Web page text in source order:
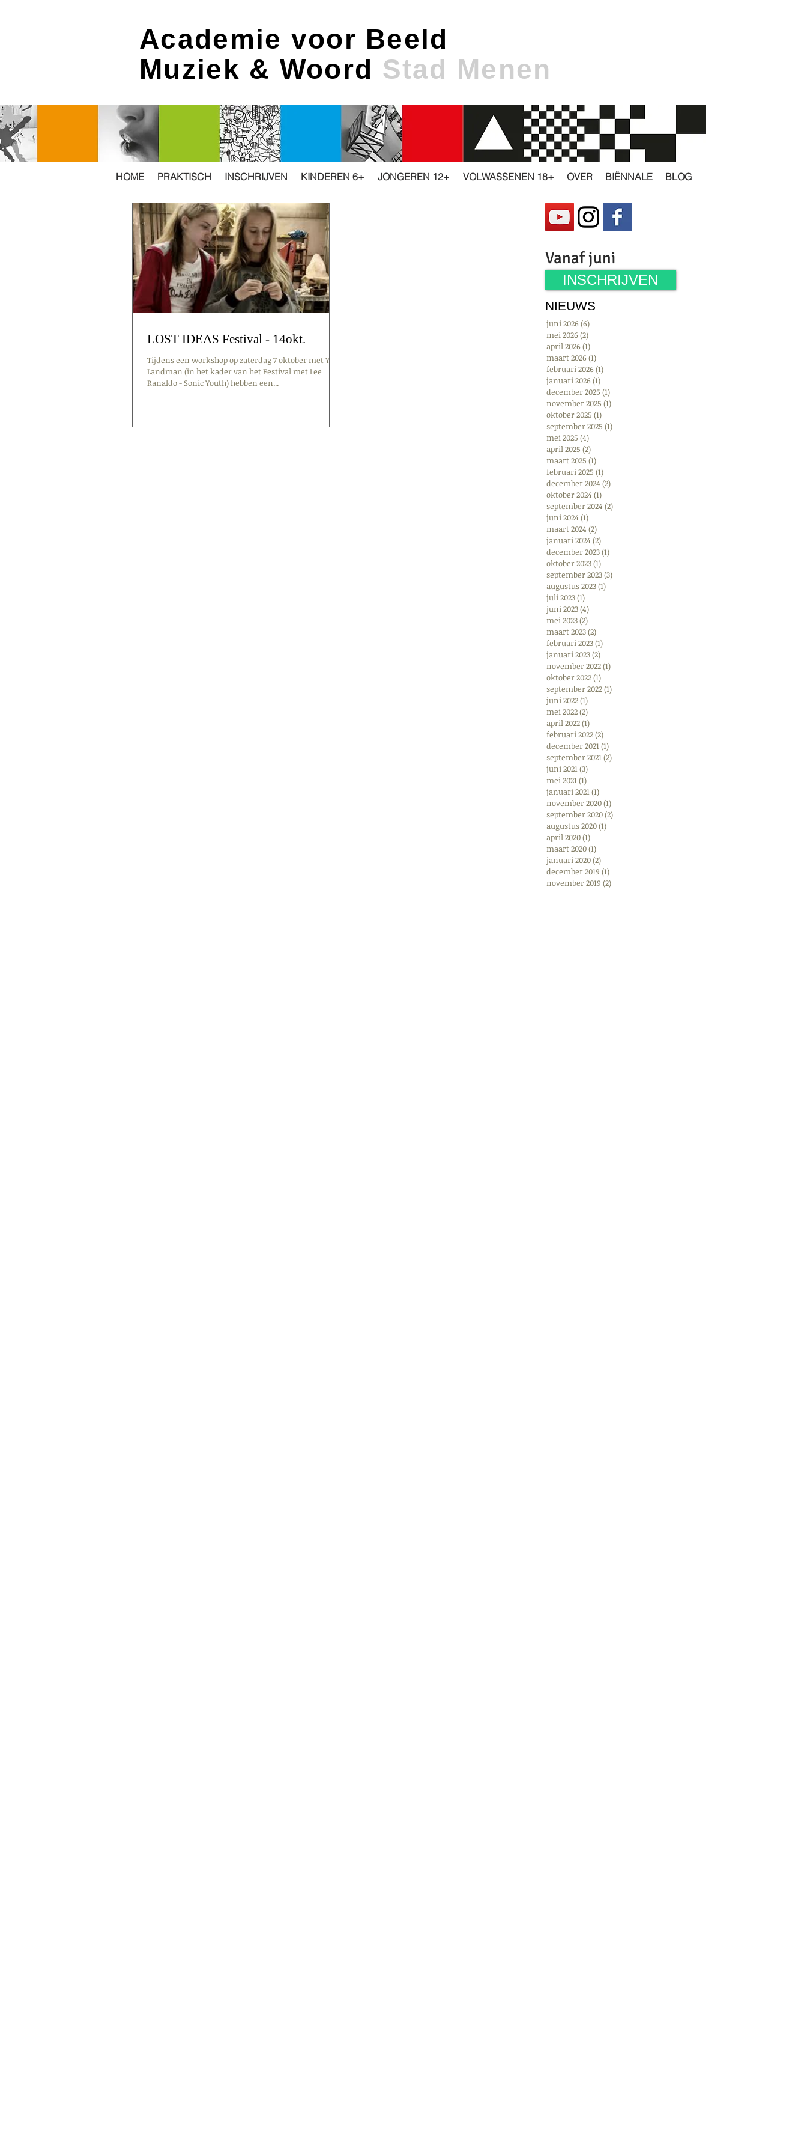
Academie voor Beeld
Muziek & Woord Stad Menen
HOME PRAKTISCH INSCHRIJVEN KINDEREN 6+ JONGEREN 12+ VOLWASSENEN 18+ OVER BIËNNALE BLOG
LOST IDEAS Festival - 14okt.
Tijdens een workshop op zaterdag 7 oktober met Yuri
Landman (in het kader van het Festival met Lee
Ranaldo - Sonic Youth) hebben een...
Vanaf juni
INSCHRIJVEN
NIEUWS
juni 2026(6)
mei 2026(2)
april 2026(1)
maart 2026(1)
februari 2026(1)
januari 2026(1)
december 2025 (1)
november 2025 (1)
oktober 2025 (1)
september 2025 (1)
mei 2025 (4)
april 2025 (2)
maart 2025 (1)
februari 2025 (1)
december 2024 (2)
oktober 2024 (1)
september 2024 (2)
juni 2024 (1)
maart 2024 (2)
januari 2024 (2)
december 2023(1)
oktober 2023(1)
september 2023(3)
augustus 2023(1)
juli 2023(1)
juni 2023(4)
mei 2023(2)
maart 2023(2)
februari 2023(1)
januari 2023(2)
november 2022(1)
oktober 2022(1)
september 2022(1)
juni 2022(1)
mei 2022(2)
april 2022(1)
februari 2022(2)
december 2021(1)
september 2021(2)
juni 2021(3)
mei 2021(1)
januari 2021(1)
november 2020(1)
september 2020(2)
augustus 2020(1)
april 2020(1)
maart 2020(1)
januari 2020(2)
december 2019 (1)
november 2019 (2)